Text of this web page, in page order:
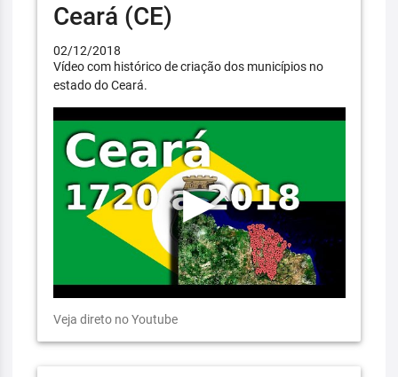
Ceará (CE)
02/12/2018
Vídeo com histórico de criação dos municípios no
estado do Ceará.
Veja direto no Youtube